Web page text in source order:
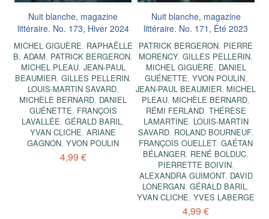
Nuit blanche, magazine
littéraire. No. 173, Hiver 2024
MICHEL GIGUÈRE, RAPHAËLLE
B. ADAM, PATRICK BERGERON,
MICHEL PLEAU, JEAN-PAUL
BEAUMIER, GILLES PELLERIN,
LOUIS-MARTIN SAVARD,
MICHÈLE BERNARD, DANIEL
GUÉNETTE, FRANÇOIS
LAVALLÉE,GÉRALD BARIL,
YVAN CLICHE,ARIANE
GAGNON,YVON POULIN
4,99 €
Nuit blanche, magazine
littéraire. No. 171, Été 2023
PATRICK BERGERON, PIERRE
MORENCY,GILLES PELLERIN,
MICHEL GIGUÈRE, DANIEL
GUÉNETTE, YVON POULIN,
JEAN-PAUL BEAUMIER, MICHEL
PLEAU, MICHÈLE BERNARD,
RÉMI FERLAND, THÉRÈSE
LAMARTINE, LOUIS-MARTIN
SAVARD, ROLAND BOURNEUF,
FRANÇOIS OUELLET,GAÉTAN
BÉLANGER, RENÉ BOLDUC,
PIERRETTE BOIVIN,
ALEXANDRA GUIMONT, DAVID
LONERGAN,GÉRALD BARIL,
YVAN CLICHE,YVES LABERGE
4,99 €